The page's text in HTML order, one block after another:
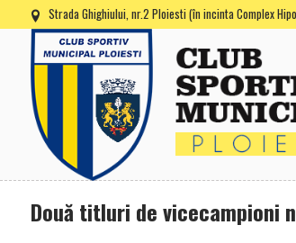
Strada Ghighiului, nr.2 Ploiesti (în incinta Complex
Două titluri de vicecampioni